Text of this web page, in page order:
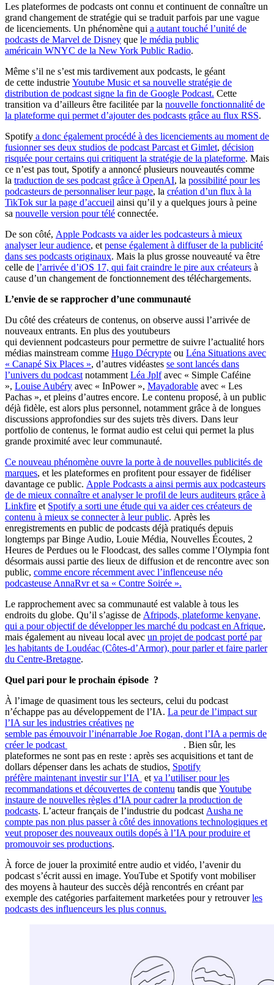
Les plateformes de podcasts ont connu et continuent de connaître un
grand changement de stratégie qui se traduit parfois par une vague
de licenciements. Un phénomène qui a autant touché l’unité de
podcasts de Marvel de Disney que le média public
américain WNYC de la New York Public Radio.
Même s’il ne s’est mis tardivement aux podcasts, le géant
de cette industrie Youtube Music et sa nouvelle stratégie de
distribution de podcast signe la fin de Google Podcast. Cette
transition va d’ailleurs être facilitée par la nouvelle fonctionnalité de
la plateforme qui permet d’ajouter des podcasts grâce au flux RSS.
Spotify a donc également procédé à des licenciements au moment de
fusionner ses deux studios de podcast Parcast et Gimlet, décision
risquée pour certains qui critiquent la stratégie de la plateforme. Mais
ce n’est pas tout, Spotify a annoncé plusieurs nouveautés comme
la traduction de ses podcast grâce à OpenAI, la possibilité pour les
podcasteurs de personnaliser leur page, la création d’un flux à la
TikTok sur la page d’accueil ainsi qu’il y a quelques jours à peine
sa nouvelle version pour télé connectée.
De son côté, Apple Podcasts va aider les podcasteurs à mieux
analyser leur audience, et pense également à diffuser de la publicité
dans ses podcasts originaux. Mais la plus grosse nouveauté va être
celle de l’arrivée d’iOS 17, qui fait craindre le pire aux créateurs à
cause d’un changement de fonctionnement des téléchargements.
L’envie de se rapprocher d’une communauté
Du côté des créateurs de contenus, on observe aussi l’arrivée de
nouveaux entrants. En plus des youtubeurs
qui deviennent podcasteurs pour permettre de suivre l’actualité hors
médias mainstream comme Hugo Décrypte ou Léna Situations avec
« Canapé Six Places », d’autres vidéastes se sont lancés dans
l’univers du podcast notamment Léa Jplfavec « Simple Caféine
», Louise Aubéry avec « InPower », Mayadorable avec « Les
Pachas », et pleins d’autres encore. Le contenu proposé, à un public
déjà fidèle, est alors plus personnel, notamment grâce à de longues
discussions approfondies sur des sujets très divers. Dans leur
portfolio de contenus, le format audio est celui qui permet la plus
grande proximité avec leur communauté.
Ce nouveau phénomène ouvre la porte à de nouvelles publicités de
marques, et les plateformes en profitent pour essayer de fidéliser
davantage ce public. Apple Podcasts a ainsi permis aux podcasteurs
de de mieux connaître et analyser le profil de leurs auditeurs grâce à
Linkfire et Spotify a sorti une étude qui va aider ces créateurs de
contenu à mieux se connecter à leur public. Après les
enregistrements en public de podcasts déjà pratiqués depuis
longtemps par Binge Audio, Louie Média, Nouvelles Écoutes, 2
Heures de Perdues ou le Floodcast, des salles comme l’Olympia font
désormais aussi partie des lieux de diffusion et de rencontre avec son
public, comme encore récemment avec l’inflenceuse néo
podcasteuse AnnaRvr et sa « Contre Soirée ».
Le rapprochement avec sa communauté est valable à tous les
endroits du globe. Qu’il s’agisse de Afripods, plateforme kenyane,
qui a pour objectif de développer les marché du podcast en Afrique,
mais également au niveau local avec un projet de podcast porté par
les habitants de Loudéac (Côtes-d’Armor), pour parler et faire parler
du Centre-Bretagne.
Quel pari pour le prochain épisode ?
À l’image de quasiment tous les secteurs, celui du podcast
n’échappe pas au développement de l’IA. La peur de l’impact sur
l’IA sur les industries créatives ne
semble pas émouvoir l’inénarrable Joe Rogan, dont l’IA a permis de
créer le podcast
. Bien sûr, les
plateformes ne sont pas en reste : après ses acquisitions et tant de
dollars dépenser dans les achats de studios, Spotify
préfère maintenant investir sur l’IA et va l’utiliser pour les
recommandations et découvertes de contenu tandis que Youtube
instaure de nouvelles règles d’IA pour cadrer la production de
podcasts. L’acteur français de l’industrie du podcast Ausha ne
compte pas non plus passer à côté des innovations technologiques et
veut proposer des nouveaux outils dopés à l’IA pour produire et
promouvoir ses productions.
À force de jouer la proximité entre audio et vidéo, l’avenir du
podcast s’écrit aussi en image. YouTube et Spotify vont mobiliser
des moyens à hauteur des succès déjà rencontrés en créant par
exemple des catégories parfaitement marketées pour y retrouverles
podcasts des influenceurs les plus connus.